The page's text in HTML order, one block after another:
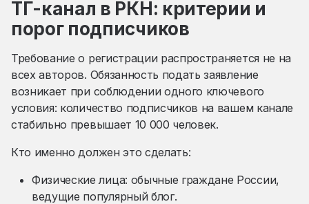
ТГ-канал в РКН: критерии и
порог подписчиков
Требование о регистрации распространяется не на
всех авторов. Обязанность подать заявление
возникает при соблюдении одного ключевого
условия: количество подписчиков на вашем канале
стабильно превышает 10 000 человек.
Кто именно должен это сделать:
Физические лица: обычные граждане России,
ведущие популярный блог.